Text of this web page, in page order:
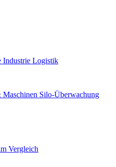
Industrie Logistik
Maschinen Silo-Überwachung
Vergleich